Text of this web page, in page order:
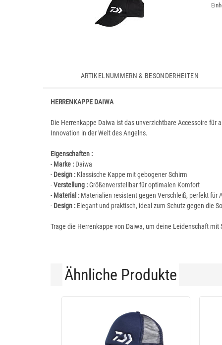
ARTIKELNUMMERN & BESONDERHEITEN
HERRENKAPPE DAIWA
Die Herrenkappe Daiwa ist das unverzichtbare Accessoire
Innovation in der Welt des Angelns.
Eigenschaften :
-Marke : Daiwa
-Design : Klassische Kappe mit gebogener Schirm
-Verstellung :Größenverstellbar für optimalen Komfort
-Material : Materialien resistent gegen Verschleiß, perfekt für
-Design : Elegant und praktisch, ideal zum Schutz gegen die
Trage die Herrenkappe von Daiwa, um deine Leidenschaft
Ähnliche Produkte